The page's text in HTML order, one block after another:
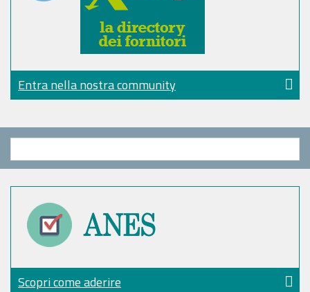
Entra nella nostra community
Scopri come aderire